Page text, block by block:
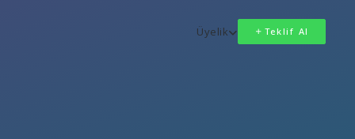
Üyelik Teklif Al